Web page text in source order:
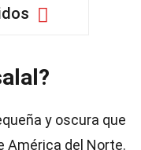
y oscura que
América del Norte.